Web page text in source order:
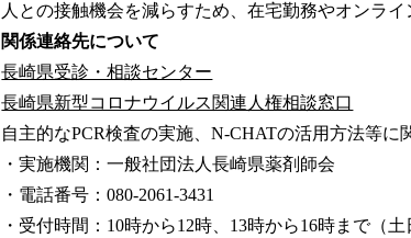
人との接触機会を減らすため、在宅勤務やオンラ
関係連絡先について
長崎県受診・相談センター
長崎県新型コロナウイルス関連人権相談窓口
自主的なPCR検査の実施、N-CHATの活用方法等に
・実施機関：一般社団法人長崎県薬剤師会
・電話番号：080-2061-3431
・受付時間：10時から12時、13時から16時まで（土